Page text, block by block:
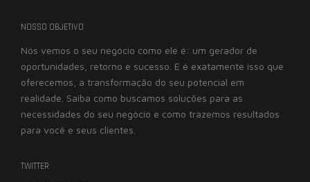
NOSSO OBJETIVO
Nós vemos o seu negócio como ele é: um gerador de
oportunidades, retorno e sucesso. E é exatamente isso que
oferecemos, a transformação do seu potencial em
realidade. Saiba como buscamos soluções para as
necessidades do seu negócio e como trazemos resultados
para você e seus clientes.
TWITTER